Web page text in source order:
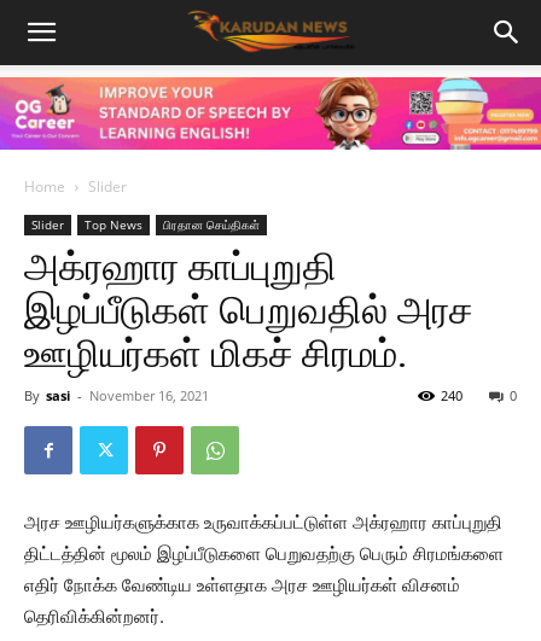
Home Slider
Slider Top News பிரதான செய்திகள்
அக்ரஹார காப்புறுதி
இழப்பீடுகள் பெறுவதில் அரச
ஊழியர்கள் மிகச் சிரமம்.
By sasi - November 16, 2021 0
240
அரச ஊழியர்களுக்காக உருவாக்கப்பட்டுள்ள அக்ரஹார காப்புறுதி
திட்டத்தின் மூலம் இழப்பீடுகளை பெறுவதற்கு பெரும் சிரமங்களை
எதிர் நோக்க வேண்டிய உள்ளதாக அரச ஊழியர்கள் விசனம்
தெரிவிக்கின்றனர்.